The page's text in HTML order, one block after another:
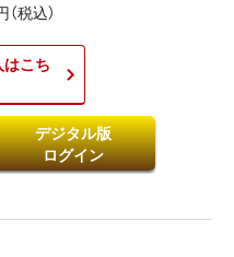
税込）
こち
デジタル版
ログイン